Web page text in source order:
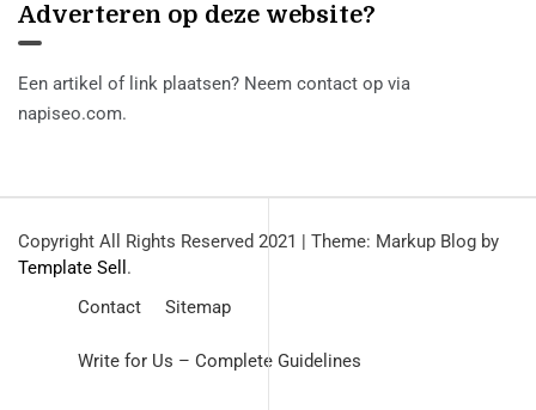
Adverteren op deze website?
Een artikel of link plaatsen? Neem contact op via
napiseo.com.
Copyright All Rights Reserved 2021 | Theme: Markup Blog by
Template Sell .
Contact
Sitemap
Write for Us – Complete Guidelines